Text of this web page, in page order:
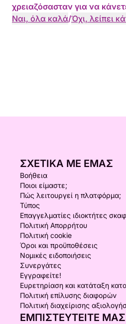
χρειαζόσασταν για να
Ναι, όλα καλά/Όχι, λείπει
ΣΧΕΤΙΚΆ ΜΕ ΕΜΆΣ
Βοήθεια
Ποιοι είμαστε;
Πώς λειτουργεί η πλατφόρμα;
Τύπος
Επαγγελματίες ιδιοκτήτες
Πολιτική Απορρήτου
Πολιτική cookie
Όροι και προϋποθέσεις
Νομικές ειδοποιήσεις
Συνεργάτες
Εγγραφείτε!
Ευρετηρίαση και κατάταξη
Πολιτική επίλυσης διαφορών
Πολιτική διαχείρισης
ΕΜΠΙΣΤΕΥΤΕΊΤΕ ΜΑΣ